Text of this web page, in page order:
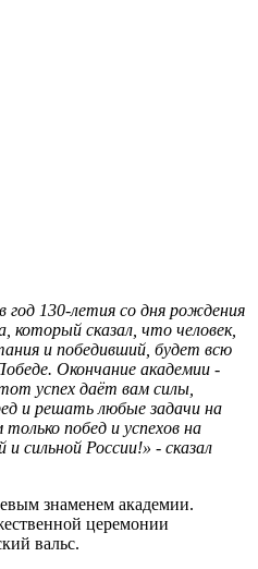
130‑летия со дня рождения
сказал, что человек,
и победивший, будет всю
Окончание академии -
успех даёт вам силы,
и решать любые задачи на
побед и успехов на
сильной России!» - сказал
знаменем академии.
церемонии
вальс.